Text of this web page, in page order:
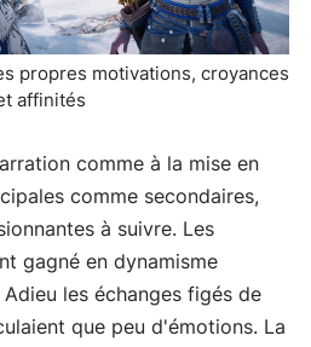
propres motivations, croyances
affinités
comme à la mise en
comme secondaires,
à suivre. Les
gagné en dynamisme
les échanges figés de
que peu d'émotions. La